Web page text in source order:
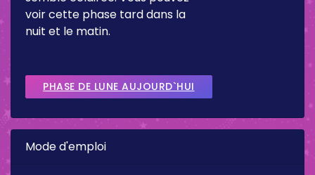
voir cette phase tard dans la
nuit et le matin.
PHASE DE LUNE AUJOURD`HUI
Mode d'emploi